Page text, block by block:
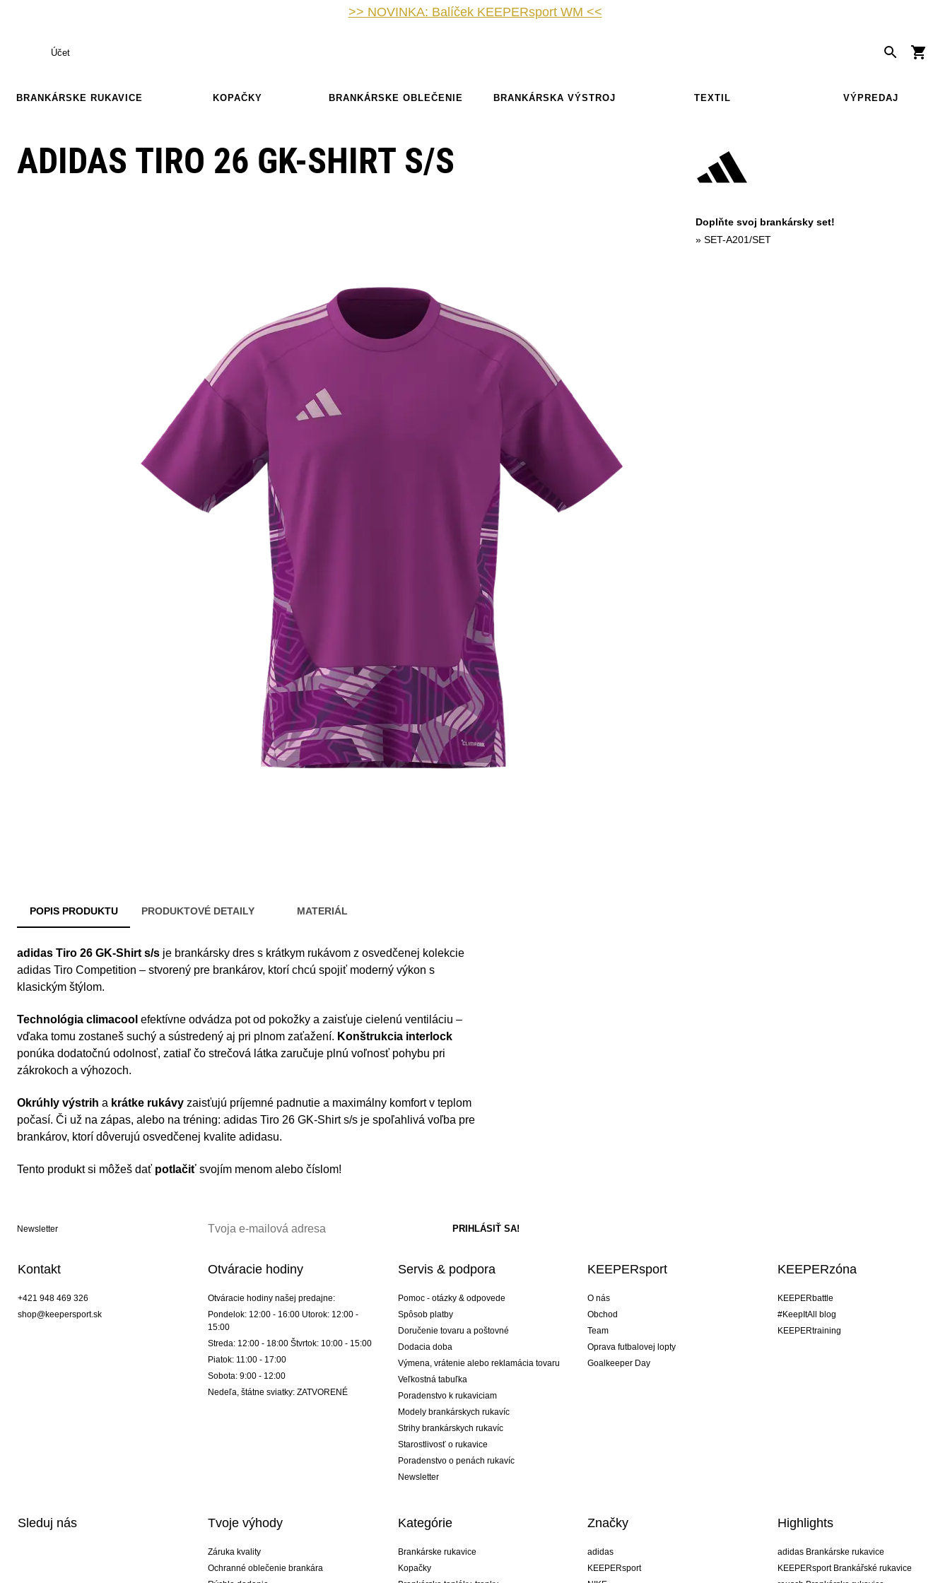
>> NOVINKA: Balíček KEEPERsport WM <<
Účet
BRANKÁRSKE RUKAVICE KOPAČKY BRANKÁRSKE OBLEČENIE BRANKÁRSKA VÝSTROJ TEXTIL VÝPREDAJ
ADIDAS TIRO 26 GK-SHIRT S/S
Doplňte svoj brankársky set!
» SET-A201/SET
POPIS PRODUKTU PRODUKTOVÉ DETAILY MATERIÁL
adidas Tiro 26 GK-Shirt s/s je brankársky dres s krátkym rukávom z osvedčenej kolekcie
adidas Tiro Competition – stvorený pre brankárov, ktorí chcú spojiť moderný výkon s
klasickým štýlom.
Technológia climacool efektívne odvádza pot od pokožky a zaisťuje cielenú ventiláciu –
vďaka tomu zostaneš suchý a sústredený aj pri plnom zaťažení. Konštrukcia interlock
ponúka dodatočnú odolnosť, zatiaľ čo strečová látka zaručuje plnú voľnosť pohybu pri
zákrokoch a výhozoch.
Okrúhly výstrih a krátke rukávy zaisťujú príjemné padnutie a maximálny komfort v teplom
počasí. Či už na zápas, alebo na tréning: adidas Tiro 26 GK-Shirt s/s je spoľahlivá voľba pre
brankárov, ktorí dôverujú osvedčenej kvalite adidasu.
Tento produkt si môžeš dať potlačiť svojím menom alebo číslom!
Newsletter
Kontakt
+421 948 469 326
shop@keepersport.sk
Otváracie hodiny
Otváracie hodiny našej predajne:
Pondelok: 12:00 - 16:00 Utorok: 12:00 -
15:00
Streda: 12:00 - 18:00 Štvrtok: 10:00 - 15:00
Piatok: 11:00 - 17:00
Sobota: 9:00 - 12:00
Nedeľa, štátne sviatky: ZATVORENÉ
Servis & podpora
Pomoc - otázky & odpovede
Spôsob platby
Doručenie tovaru a poštovné
Dodacia doba
Výmena, vrátenie alebo reklamácia tovaru
Veľkostná tabuľka
Poradenstvo k rukaviciam
Modely brankárskych rukavíc
Strihy brankárskych rukavíc
Starostlivosť o rukavice
Poradenstvo o penách rukavíc
Newsletter
KEEPERsport
O nás
Obchod
Team
Oprava futbalovej lopty
Goalkeeper Day
KEEPERzóna
KEEPERbattle
#KeepItAll blog
KEEPERtraining
Sleduj nás Tvoje výhody
Záruka kvality
Ochranné oblečenie brankára
Kategórie
Brankárske rukavice
Kopačky
Značky
adidas
KEEPERsport
Highlights
adidas Brankárske rukavice
KEEPERsport Brankářské rukavice